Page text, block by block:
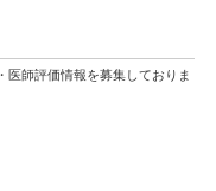
師評価情報を募集しておりま